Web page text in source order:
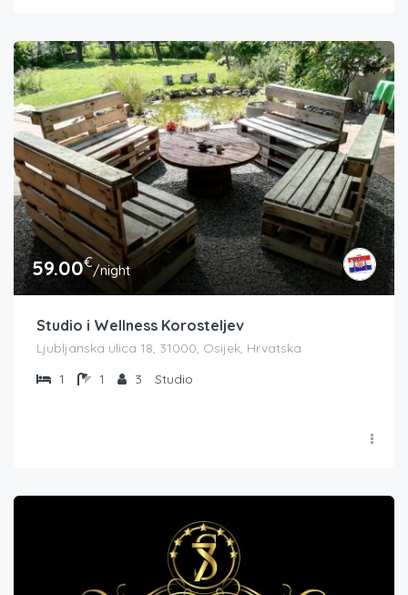
59.00€/night
Studio i Wellness Korosteljev
Ljubljanska ulica 18, 31000, Osijek, Hrvatska
1
1 3 Studio